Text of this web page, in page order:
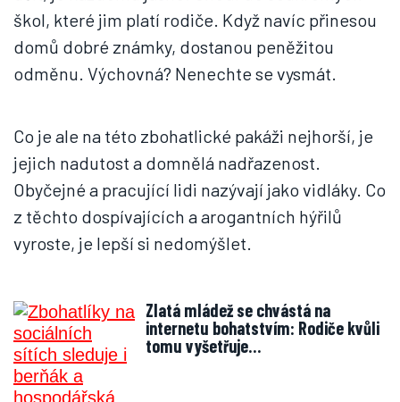
škol, které jim platí rodiče. Když navíc přinesou
domů dobré známky, dostanou peněžitou
odměnu. Výchovná? Nenechte se vysmát.
Co je ale na této zbohatlické pakáži nejhorší, je
jejich nadutost a domnělá nadřazenost.
Obyčejné a pracující lidi nazývají jako vidláky. Co
z těchto dospívajících a arogantních hýřilů
vyroste, je lepší si nedomýšlet.
Zlatá mládež se chvástá na
internetu bohatstvím: Rodiče kvůli
tomu vyšetřuje…